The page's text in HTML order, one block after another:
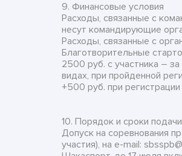
9. Финансовые условия
Расходы, связанные с
несут командирующие
Расходы, связанные с
Благотворительные
2500 руб. с участника –
видах, при пройденной
+500 руб. при
10. Порядок и сроки
Допуск на соревнования
участия), на е-mail: